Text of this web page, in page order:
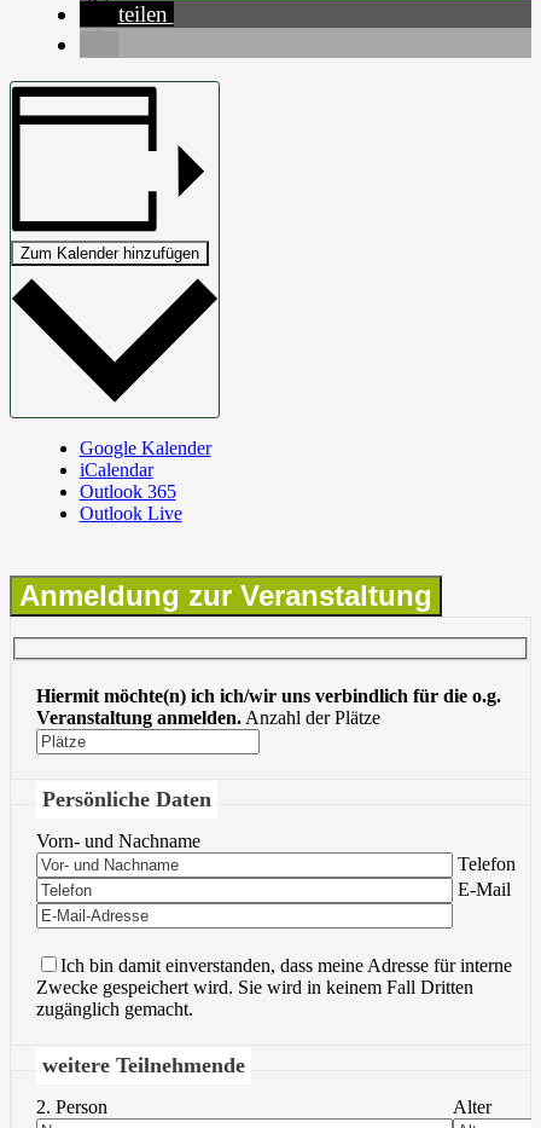
teilen
Zum Kalender hinzufügen
Google Kalender
iCalendar
Outlook 365
Outlook Live
Anmeldung zur Veranstaltung
Hiermit möchte(n) ich ich/wir uns verbindlich für die o.g.
Veranstaltung anmelden. Anzahl der Plätze
Persönliche Daten
Vorn- und Nachname
Bitte lasse
Telefon
Bitte lasse
E-Mail
Ich bin damit einverstanden, dass meine Adresse für interne
Zwecke gespeichert wird. Sie wird in keinem Fall Dritten
zugänglich gemacht.
weitere Teilnehmende
2. Person Alter